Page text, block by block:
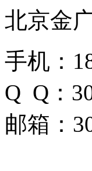
北京金
手机：
Q Q：
邮箱：